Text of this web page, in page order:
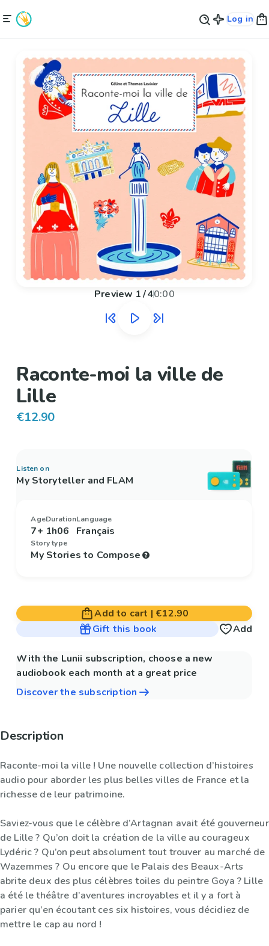
Log in
Preview 1/40:00
Raconte-moi la ville de
Lille
€12.90
Listen on
My Storyteller and FLAM
Age
7+
Duration
1h06
Language
Français
Story type
My Stories to Compose
Add to cart | €12.90
Gift this book
Add
With the Lunii subscription, choose a new
audiobook each month at a great price
Discover the subscription
Description
Raconte-moi la ville ! Une nouvelle collection d’histoires
audio pour aborder les plus belles villes de France et la
richesse de leur patrimoine.
Saviez-vous que le célèbre d’Artagnan avait été gouverneur
de Lille ? Qu’on doit la création de la ville au courageux
Lydéric ? Qu’on peut absolument tout trouver au marché de
Wazemmes ? Ou encore que le Palais des Beaux-Arts
abrite deux des plus célèbres toiles du peintre Goya ? Lille
a été le théâtre d’aventures incroyables et il y a fort à
parier qu’en écoutant ces six histoires, vous décidiez de
mettre le cap au nord !